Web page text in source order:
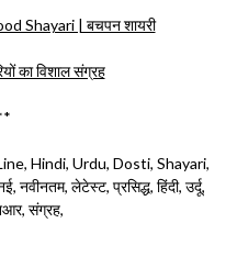
Shayari | बचपन शायरी
का विशाल संग्रह
Hindi, Urdu, Dosti, Shayari,
लेटेस्ट, प्रसिद्ध, हिंदी, उर्दू,
संग्रह,